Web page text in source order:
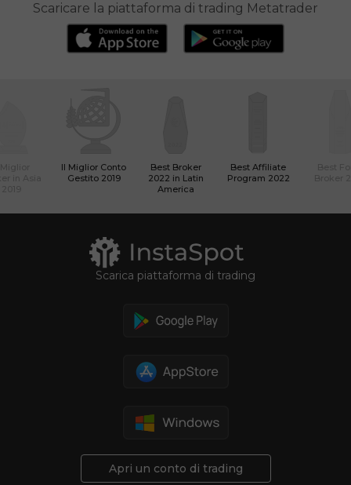
Scaricare la piattaforma di trading Metatrader
Il Miglior Conto
Gestito 2019
Best Broker
2022 in Latin
America
Best Affiliate
Program 2022
Scarica piattaforma di trading
Apri un conto di trading